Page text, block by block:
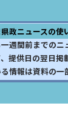
政ニュースの使
週間前までのニ
提供日の翌日掲
情報は資料の一